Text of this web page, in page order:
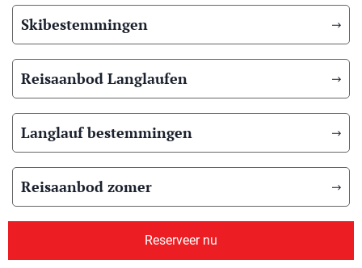
Reserveer nu
Skibestemmingen
Reisaanbod Langlaufen
Langlauf bestemmingen
Reisaanbod zomer
Overig reisaanbod